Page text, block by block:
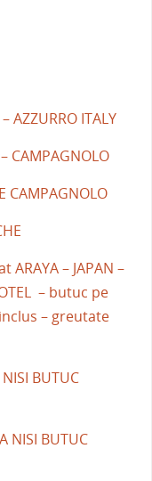
AZZURRO ITALY
CAMPAGNOLO
CAMPAGNOLO
– JAPAN –
– butuc pe
– greutate
NISI BUTUC
NISI BUTUC